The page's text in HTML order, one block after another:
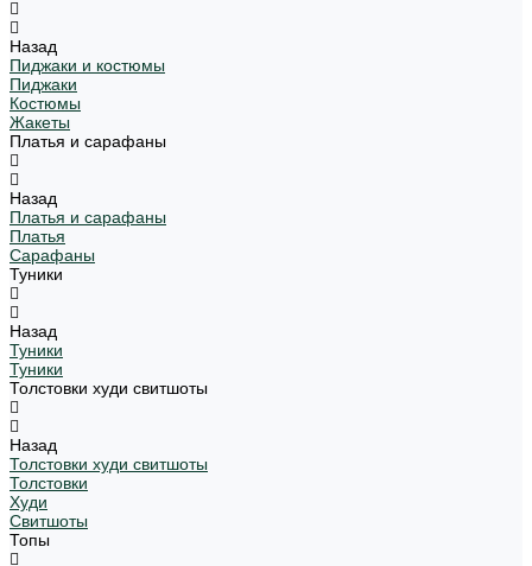
Назад
Пиджаки и костюмы
Пиджаки
Костюмы
Жакеты
Платья и сарафаны
Назад
Платья и сарафаны
Платья
Сарафаны
Туники
Назад
Туники
Туники
Толстовки худи свитшоты
Назад
Толстовки худи свитшоты
Толстовки
Худи
Свитшоты
Топы